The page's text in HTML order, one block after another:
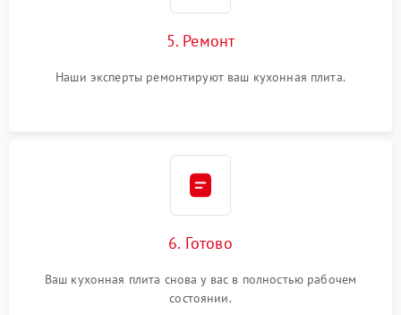
5. Ремонт
Наши эксперты ремонтируют ваш кухонная плита.
6. Готово
Ваш кухонная плита снова у вас в полностью рабочем
состоянии.